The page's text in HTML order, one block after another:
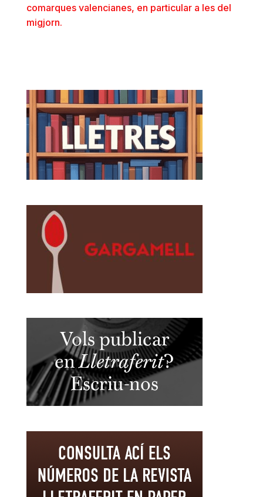
comarques valencianes, en particular a les del
migjorn.